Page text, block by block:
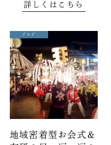
詳しくはこちら
ブログ
地域密着型お会式＆